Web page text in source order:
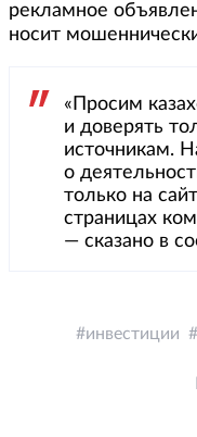
рекламное
носит
«Просим
и доверять
источникам.
о
только на
страницах
— сказано в
инвестиции